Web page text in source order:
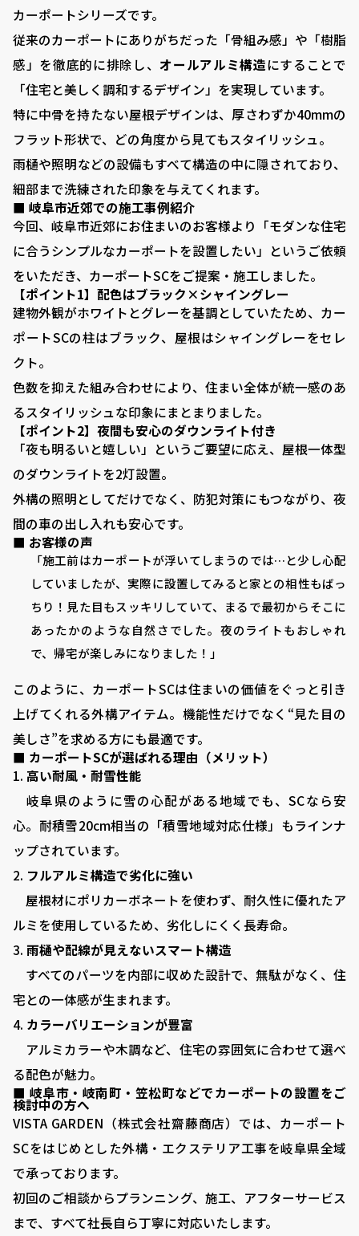
VISTA GARDEN
-株式会社 齋藤商店-
■ VISTA GARDENの外構工事
■ 庭がある暮らし：サッカーゴールがある庭
■ 庭がある暮らし：ドッグランがある庭
■ 外構プランニング
■ 料金シミュレーション
■ 施工事例
■ お客様の声
■ 展示場について
■ 求人サイト
■ お問い合わせ
TEL:0120-080-171
岐阜県羽島郡笠松町中川町22 ​
カーポートシリーズです。
従来のカーポートにありがちだった「骨組み感」や「樹脂
感」を徹底的に排除し、オールアルミ構造にすることで
「住宅と美しく調和するデザイン」を実現しています。
特に中骨を持たない屋根デザインは、厚さわずか40mmの
フラット形状で、どの角度から見てもスタイリッシュ。
雨樋や照明などの設備もすべて構造の中に隠されており、
細部まで洗練された印象を与えてくれます。
■ 岐阜市近郊での施工事例紹介
今回、岐阜市近郊にお住まいのお客様より「モダンな住宅
に合うシンプルなカーポートを設置したい」というご依頼
をいただき、カーポートSCをご提案・施工しました。
【ポイント1】配色はブラック×シャイングレー
建物外観がホワイトとグレーを基調としていたため、カー
ポートSCの柱はブラック、屋根はシャイングレーをセレ
クト。
色数を抑えた組み合わせにより、住まい全体が統一感のあ
るスタイリッシュな印象にまとまりました。
【ポイント2】夜間も安心のダウンライト付き
「夜も明るいと嬉しい」というご要望に応え、屋根一体型
のダウンライトを2灯設置。
外構の照明としてだけでなく、防犯対策にもつながり、夜
間の車の出し入れも安心です。
■ お客様の声
「施工前はカーポートが浮いてしまうのでは…と少し心配
していましたが、実際に設置してみると家との相性もばっ
ちり！見た目もスッキリしていて、まるで最初からそこに
あったかのような自然さでした。夜のライトもおしゃれ
で、帰宅が楽しみになりました！」
このように、カーポートSCは住まいの価値をぐっと引き
上げてくれる外構アイテム。機能性だけでなく“見た目の
美しさ”を求める方にも最適です。
■ カーポートSCが選ばれる理由（メリット）
高い耐風・耐雪性能
岐阜県のように雪の心配がある地域でも、SCなら安
心。耐積雪20cm相当の「積雪地域対応仕様」もラインナ
ップされています。
フルアルミ構造で劣化に強い
屋根材にポリカーボネートを使わず、耐久性に優れたア
ルミを使用しているため、劣化しにくく長寿命。
雨樋や配線が見えないスマート構造
すべてのパーツを内部に収めた設計で、無駄がなく、住
宅との一体感が生まれます。
カラーバリエーションが豊富
アルミカラーや木調など、住宅の雰囲気に合わせて選べ
る配色が魅力。
■ 岐阜市・岐南町・笠松町などでカーポートの設置をご
検討中の方へ
VISTA GARDEN（株式会社齋藤商店）では、カーポート
SCをはじめとした外構・エクステリア工事を岐阜県全域
で承っております。
初回のご相談からプランニング、施工、アフターサービス
まで、すべて社長自ら丁寧に対応いたします。